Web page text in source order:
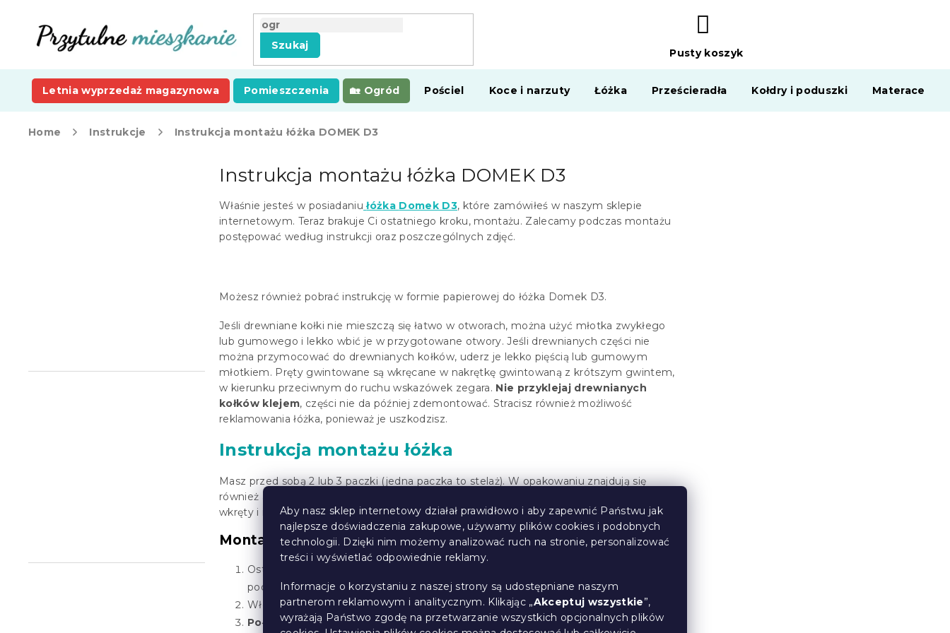
Aby nasz sklep internetowy działał prawidłowo i aby zapewnić Państwu jak
najlepsze doświadczenia zakupowe, używamy plików cookies i podobnych
technologii. Dzięki nim możemy analizować ruch na stronie, personalizować
treści i wyświetlać odpowiednie reklamy.
Informacje o korzystaniu z naszej strony są udostępniane naszym
partnerom reklamowym i analitycznym. Klikając „Akceptuj wszystkie”,
wyrażają Państwo zgodę na przetwarzanie wszystkich opcjonalnych plików
Szukaj
KOSZYK
Pusty koszyk
Letnia wyprzedaż magazynowa Pomieszczenia Ogród Pościel Koce i narzuty Łóżka Prześcieradła Kołdry i poduszki Materace
Home Instrukcje Instrukcja montażu łóżka DOMEK D3
Instrukcja montażu łóżka DOMEK D3
Właśnie jesteś w posiadaniu łóżka Domek D3, które zamówiłeś w naszym sklepie
internetowym. Teraz brakuje Ci ostatniego kroku, montażu. Zalecamy podczas montażu
postępować według instrukcji oraz poszczególnych zdjęć.
Możesz również pobrać instrukcję w formie papierowej do łóżka Domek D3.
Jeśli drewniane kołki nie mieszczą się łatwo w otworach, można użyć młotka zwykłego
lub gumowego i lekko wbić je w przygotowane otwory. Jeśli drewnianych części nie
można przymocować do drewnianych kołków, uderz je lekko pięścią lub gumowym
młotkiem. Pręty gwintowane są wkręcane w nakrętkę gwintowaną z krótszym gwintem,
w kierunku przeciwnym do ruchu wskazówek zegara. Nie przyklejaj drewnianych
kołków klejem, części nie da później zdemontować. Stracisz również możliwość
reklamowania łóżka, ponieważ je uszkodzisz.
Instrukcja montażu łóżka
Masz przed sobą 2 lub 3 paczki (jedna paczka to stelaż). W opakowaniu znajdują się
również akcesoria do samego montażu, w skład których wchodzą drewniane kołki,
wkręty i inne elementy.Akcesoria te znajdziesz w pakiecie z zagłówkiem łóżka.
Montaż łóżka:
Ostrożnie otwórz paczki,
podłodze.
Włóż drewniane kołki w otwory i wkręć pręty gwintowane w nakrętki gwintowane.
Połącz bok łóżka ze zmontowanym wezgłowiemi dokręć pręt gwintowany do